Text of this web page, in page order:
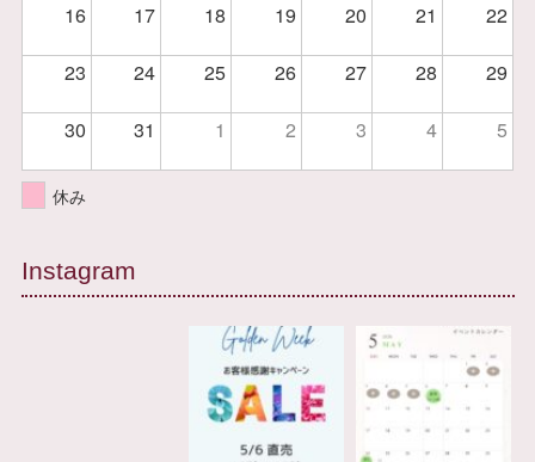
16 17 18 19 20 21 22
23 24 25 26 27 28 29
30 31 1 2 3 4 5
休み
Instagram